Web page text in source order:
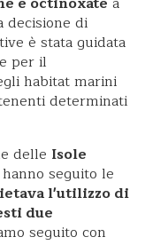
decisione di
è stata guidata
per il
habitat marini
determinati
delle Isole
seguito le
l'utilizzo di
due
seguito con